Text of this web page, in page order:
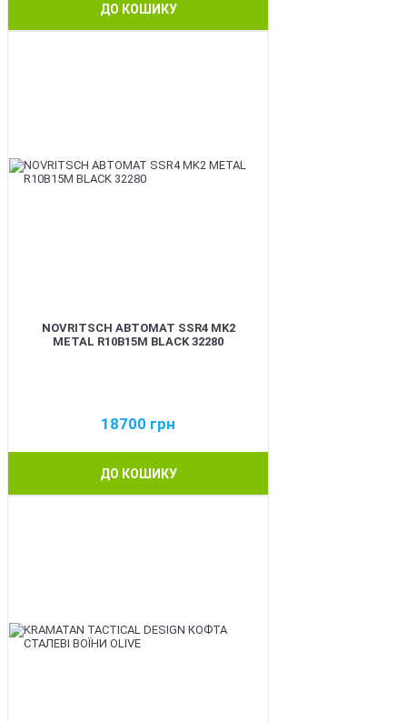
ДО КОШИКУ
NOVRITSCH АВТОМАТ SSR4 MK2
METAL R10B15M BLACK 32280
18700 грн
ДО КОШИКУ